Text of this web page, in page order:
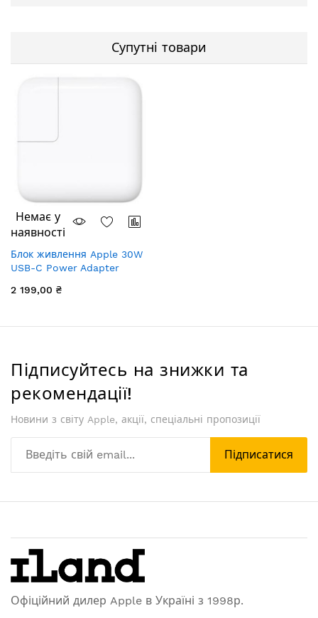
Супутні товари
Немає у
наявності
Блок живлення Apple 30W
USB-C Power Adapter
2 199,00 ₴
Підписуйтесь на знижки та
рекомендації!
Новини з світу Apple, акції, спеціальні пропозиції
Підписатися
Офіційний дилер Apple в Україні з 1998р.